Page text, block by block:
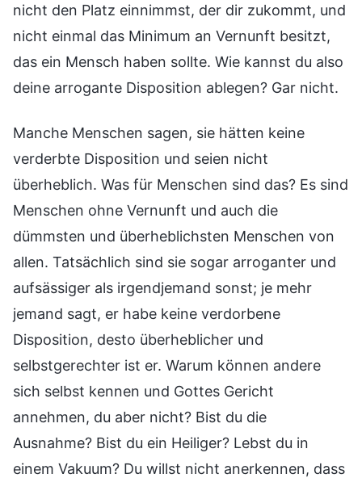
nicht den Platz einnimmst, der dir zukommt, und
nicht einmal das Minimum an Vernunft besitzt,
das ein Mensch haben sollte. Wie kannst du also
deine arrogante Disposition ablegen? Gar nicht.
Manche Menschen sagen, sie hätten keine
verderbte Disposition und seien nicht
überheblich. Was für Menschen sind das? Es sind
Menschen ohne Vernunft und auch die
dümmsten und überheblichsten Menschen von
allen. Tatsächlich sind sie sogar arroganter und
aufsässiger als irgendjemand sonst; je mehr
jemand sagt, er habe keine verdorbene
Disposition, desto überheblicher und
selbstgerechter ist er. Warum können andere
sich selbst kennen und Gottes Gericht
annehmen, du aber nicht? Bist du die
Ausnahme? Bist du ein Heiliger? Lebst du in
einem Vakuum? Du willst nicht anerkennen, dass